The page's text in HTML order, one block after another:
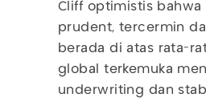
Cliff optimistis bahwa
prudent, tercermin
berada di atas rata-
global terkemuka
underwriting dan